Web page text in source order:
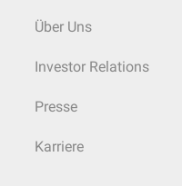
Über Uns
Investor Relations
Presse
Karriere